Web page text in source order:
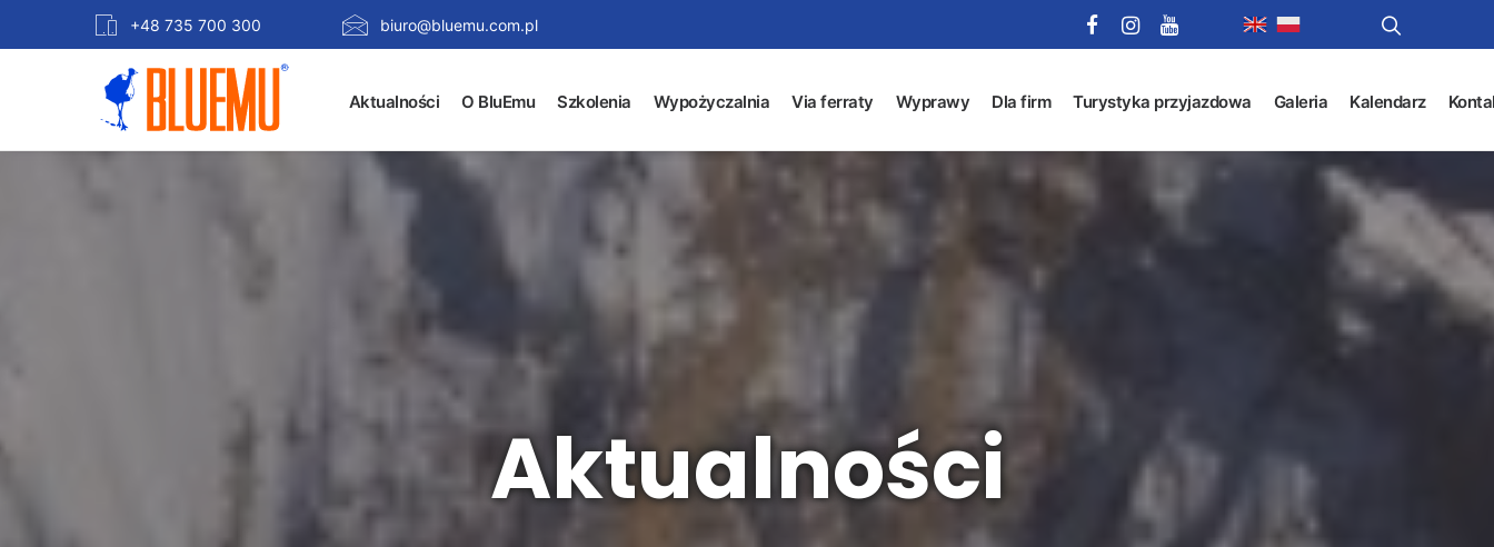
+48 735 700 300 biuro@bluemu.com.pl
Aktualności O BluEmu Szkolenia Wypożyczalnia Via ferraty Wyprawy Dla firm Turystyka przyjazdowa Galeria Kalendarz
Aktualności